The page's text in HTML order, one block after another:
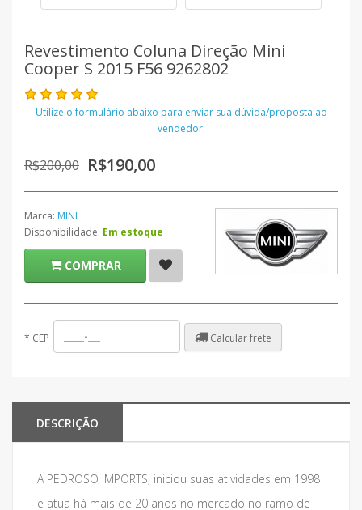
Revestimento Coluna Direção Mini
Cooper S 2015 F56 9262802
Utilize o formulário abaixo para enviar sua dúvida/proposta ao
vendedor:
R$200,00 R$190,00
Marca: MINI
Disponibilidade: Em estoque
COMPRAR
* CEP Calcular frete
DESCRIÇÃO
A PEDROSO IMPORTS, iniciou suas atividades em 1998
e atua há mais de 20 anos no mercado no ramo de